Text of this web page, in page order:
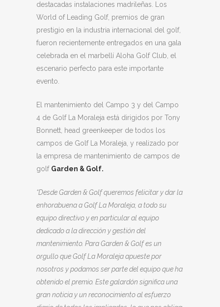
destacadas instalaciones madrileñas. Los
World of Leading Golf, premios de gran
prestigio en la industria internacional del golf,
fueron recientemente entregados en una gala
celebrada en el marbellí Aloha Golf Club, el
escenario perfecto para este importante
evento.
El mantenimiento del Campo 3 y del Campo
4 de Golf La Moraleja está dirigidos por Tony
Bonnett, head greenkeeper de todos los
campos de Golf La Moraleja, y realizado por
la empresa de mantenimiento de campos de
golf Garden & Golf.
“Desde Garden & Golf queremos felicitar y dar la
enhorabuena a Golf La Moraleja, a todo su
equipo directivo y en particular al equipo
dedicado a la dirección y gestión del
mantenimiento. Para Garden & Golf es un
orgullo que Golf La Moraleja apueste por
nosotros y podamos ser parte del equipo que ha
obtenido el premio. Este galardón significa una
gran noticia y un reconocimiento al esfuerzo